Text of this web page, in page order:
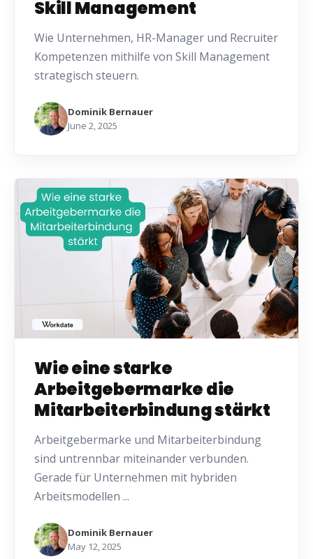
Skill Management
Wie Unternehmen, HR-Manager und Recruiter
Kompetenzen mithilfe von Skill Management
strategisch steuern.
Dominik Bernauer
June 2, 2025
Wie eine starke
Arbeitgebermarke die
Mitarbeiterbindung stärkt
Arbeitgebermarke und Mitarbeiterbindung
sind untrennbar miteinander verbunden.
Gerade für Unternehmen mit hybriden
Arbeitsmodellen ...
Dominik Bernauer
May 12, 2025